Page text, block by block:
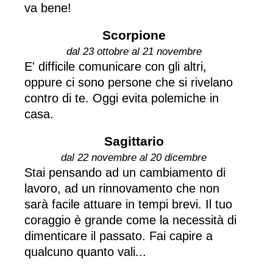
va bene!
Scorpione
dal 23 ottobre al 21 novembre
E' difficile comunicare con gli altri,
oppure ci sono persone che si rivelano
contro di te. Oggi evita polemiche in
casa.
Sagittario
dal 22 novembre al 20 dicembre
Stai pensando ad un cambiamento di
lavoro, ad un rinnovamento che non
sarà facile attuare in tempi brevi. Il tuo
coraggio è grande come la necessità di
dimenticare il passato. Fai capire a
qualcuno quanto vali...